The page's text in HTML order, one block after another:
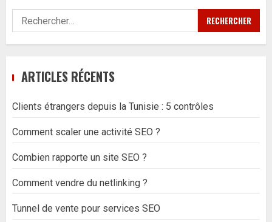
Rechercher :
ARTICLES RÉCENTS
Clients étrangers depuis la Tunisie : 5 contrôles
Comment scaler une activité SEO ?
Combien rapporte un site SEO ?
Comment vendre du netlinking ?
Tunnel de vente pour services SEO